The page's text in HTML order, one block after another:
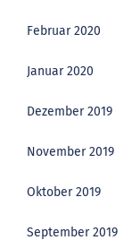
Februar 2020
Januar 2020
Dezember 2019
November 2019
Oktober 2019
September 2019